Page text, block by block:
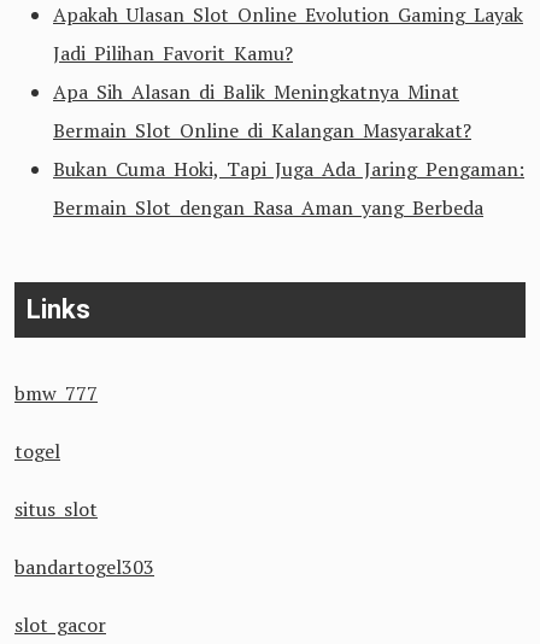
Apakah Ulasan Slot Online Evolution Gaming Layak
Jadi Pilihan Favorit Kamu?
Apa Sih Alasan di Balik Meningkatnya Minat
Bermain Slot Online di Kalangan Masyarakat?
Bukan Cuma Hoki, Tapi Juga Ada Jaring Pengaman:
Bermain Slot dengan Rasa Aman yang Berbeda
Links
bmw 777
togel
situs slot
bandartogel303
slot gacor